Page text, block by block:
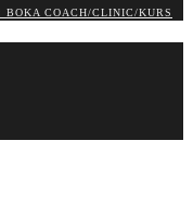
COACH/CLINIC/KURS